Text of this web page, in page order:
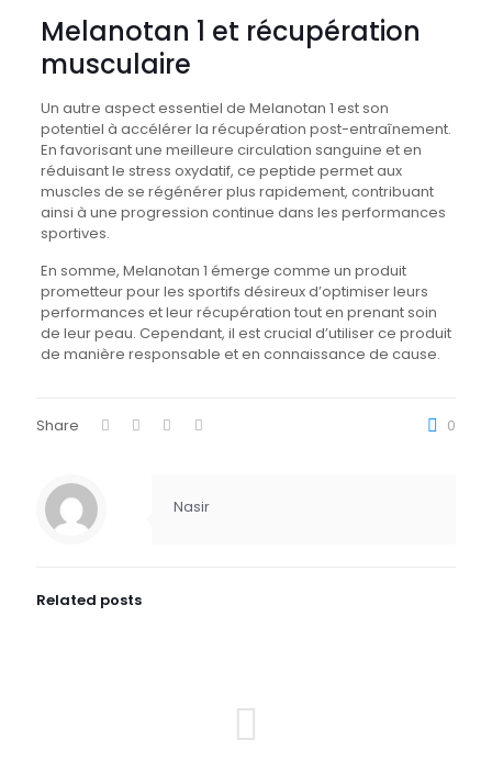
Melanotan 1 et récupération
musculaire
Un autre aspect essentiel de Melanotan 1 est son
potentiel à accélérer la récupération post-entraînement.
En favorisant une meilleure circulation sanguine et en
réduisant le stress oxydatif, ce peptide permet aux
muscles de se régénérer plus rapidement, contribuant
ainsi à une progression continue dans les performances
sportives.
En somme, Melanotan 1 émerge comme un produit
prometteur pour les sportifs désireux d’optimiser leurs
performances et leur récupération tout en prenant soin
de leur peau. Cependant, il est crucial d’utiliser ce produit
de manière responsable et en connaissance de cause.
Share 0
Nasir
Related posts